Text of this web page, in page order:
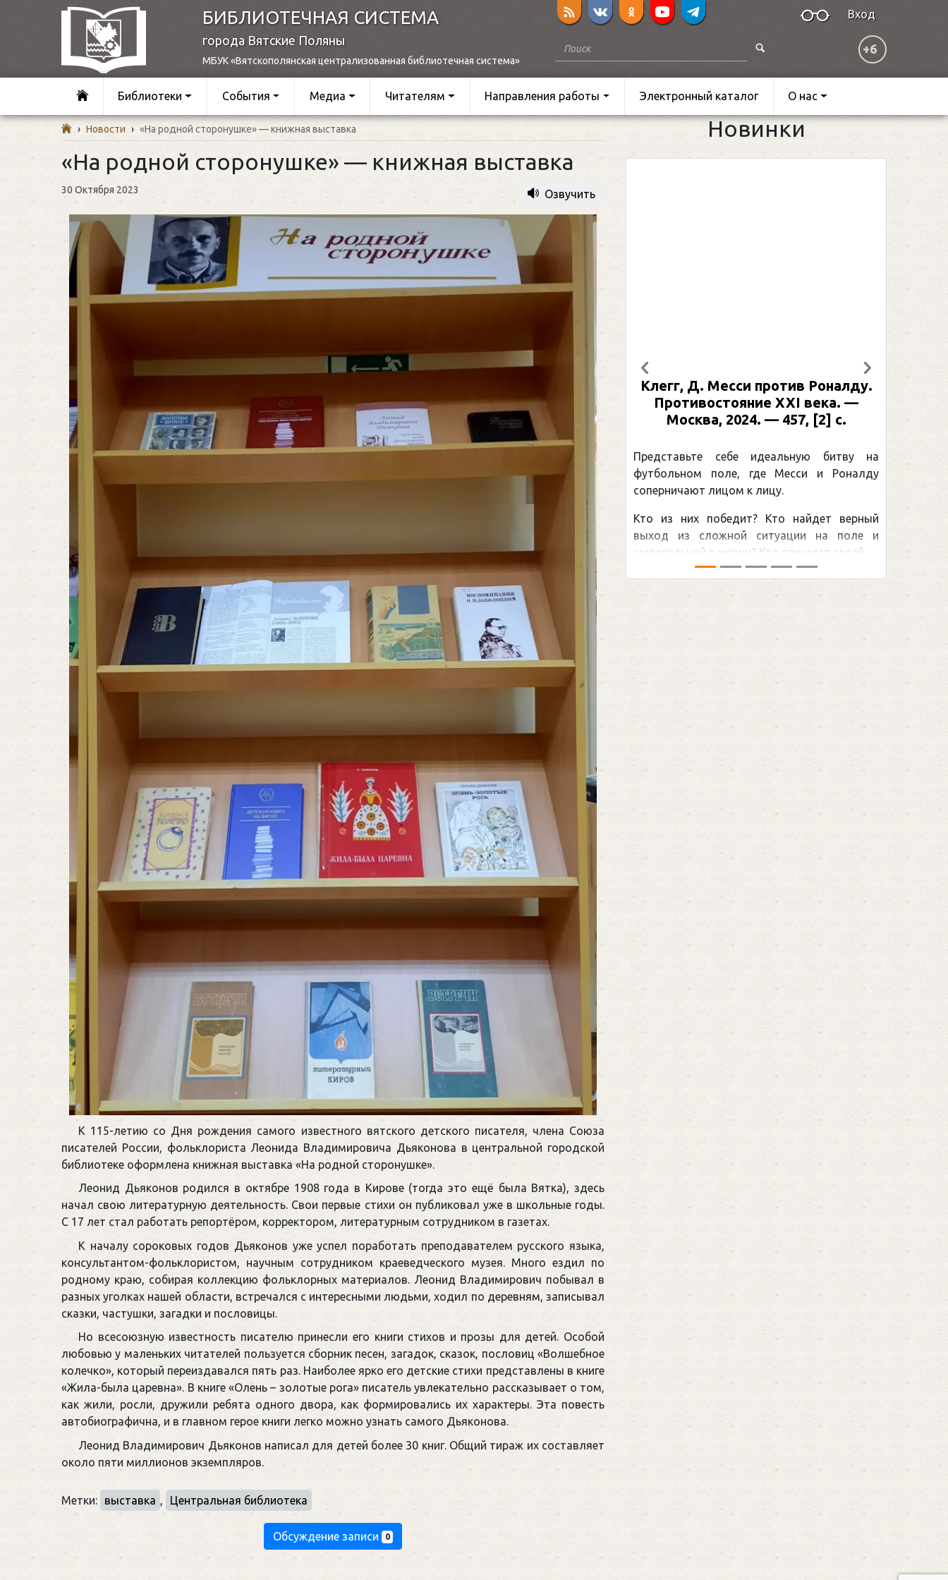
БИБЛИОТЕЧНАЯ СИСТЕМА
города Вятские Поляны
МБУК «Вятскополянская централизованная библиотечная система»
Вход
+6
Библиотеки События Медиа Читателям Направления работы Электронный каталог О нас
› Новости › «На родной сторонушке» — книжная выставка
«На родной сторонушке» — книжная выставка
30 Октября 2023 Озвучить
К 115-летию со Дня рождения самого известного вятского детского писателя, члена Союза
писателей России, фольклориста Леонида Владимировича Дьяконова в центральной городской
библиотеке оформлена книжная выставка «На родной сторонушке».
Леонид Дьяконов родился в октябре 1908 года в Кирове (тогда это ещё была Вятка), здесь
начал свою литературную деятельность. Свои первые стихи он публиковал уже в школьные годы.
С 17 лет стал работать репортёром, корректором, литературным сотрудником в газетах.
К началу сороковых годов Дьяконов уже успел поработать преподавателем русского языка,
консультантом-фольклористом, научным сотрудником краеведческого музея. Много ездил по
родному краю, собирая коллекцию фольклорных материалов. Леонид Владимирович побывал в
разных уголках нашей области, встречался с интересными людьми, ходил по деревням, записывал
сказки, частушки, загадки и пословицы.
Но всесоюзную известность писателю принесли его книги стихов и прозы для детей. Особой
любовью у маленьких читателей пользуется сборник песен, загадок, сказок, пословиц «Волшебное
колечко», который переиздавался пять раз. Наиболее ярко его детские стихи представлены в книге
«Жила-была царевна». В книге «Олень – золотые рога» писатель увлекательно рассказывает о том,
как жили, росли, дружили ребята одного двора, как формировались их характеры. Эта повесть
автобиографична, и в главном герое книги легко можно узнать самого Дьяконова.
Леонид Владимирович Дьяконов написал для детей более 30 книг. Общий тираж их составляет
около пяти миллионов экземпляров.
Метки: выставка , Центральная библиотека
Обсуждение записи 0
Новинки
Клегг, Д. Месси против Роналду.
Противостояние XXI века. —
Москва, 2024. — 457, [2] с.
Представьте себе идеальную битву на
футбольном поле, где Месси и Роналду
соперничают лицом к лицу.
Кто из них победит? Кто найдет верный
выход из сложной ситуации на поле и
щепетильной в жизни? Кто принесет своей ...
Рабинер, И. Я.
: иллюстрированная
Москва, 2024 (макет
Спорт)
снайперским рекордом
принадлежит великому
Гретцки, — едва ли не самая
хоккейная тема последних лет
сезоном Национальной
Предыдущий Следующий